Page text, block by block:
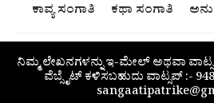
ಕಾವ್ಯ ಸಂಗಾತಿ ಕಥಾ ಸಂಗಾತಿ
ನಿಮ್ಮ ಲೇಖನಗಳನ್ನು ಇ-ಮೇಲ್ ಅಥವಾ
ವೆಬ್ಸೈಟ್ ಕಳಿಸಬಹುದು ವಾಟ್ಸಪ್‌ :-